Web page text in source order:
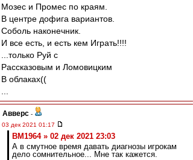
Мозес и Промес по краям.
В центре дофига вариантов.
Соболь наконечник.
И все есть, и есть кем Играть!!!!
...только Руй с
Рассказовым и Ломовицким
В облаках((
Авверс -
03 дек 2021 01:17
BM1964 » 02 дек 2021 23:03
А в смутное время давать диагнозы игрокам
дело сомнительное... Мне так кажется.